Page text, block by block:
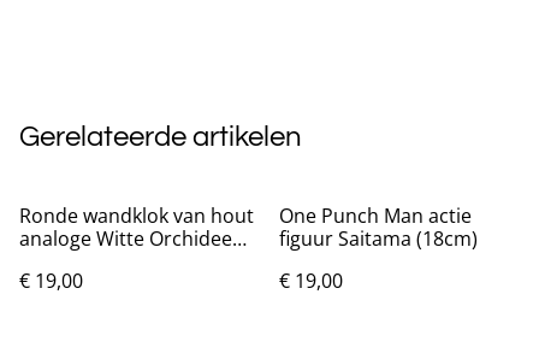
Gerelateerde artikelen
Ronde wandklok van hout
analoge Witte Orchidee
€ 19,00
One Punch Man actie
figuur Saitama (18cm)
€ 19,00